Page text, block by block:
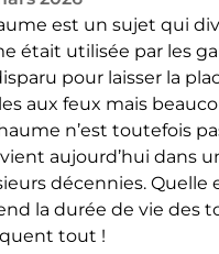
est un sujet qui
était utilisée par les
pour laisser la
aux feux mais
n’est toutefois
aujourd’hui dans
décennies. Quelle
la durée de vie des
tout !